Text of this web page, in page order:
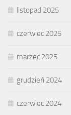
listopad 2025
czerwiec 2025
marzec 2025
grudzień 2024
czerwiec 2024